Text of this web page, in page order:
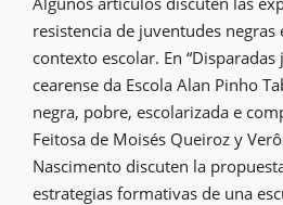
resistencia de juventudes negras
contexto escolar. En
cearense da Escola Alan Pinho
negra, pobre, escolarizada e
Feitosa de Moisés Queiroz y
Nascimento discuten la
estrategias formativas de una